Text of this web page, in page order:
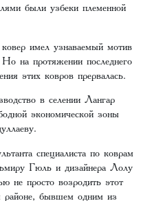
были узбеки племенной
ковер имел узнаваемый мотив
на протяжении последнего
этих ковров прервалась.
в селении Лангар
экономической зоны
специалиста по коврам
Гюль и дизайнера Лолу
не просто возродить этот
районе, бывшем одним из